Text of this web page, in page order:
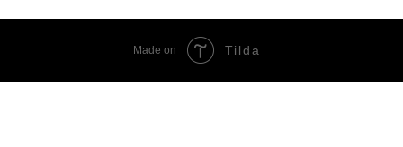
Made on Tilda